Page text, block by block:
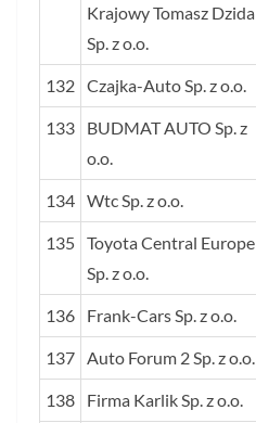
Krajowy Tomasz Dzida
Sp. z o.o.
132 Czajka-Auto Sp. z o.o.
133
BUDMAT AUTO Sp. z
o.o.
134 Wtc Sp. z o.o.
135 Toyota Central Europe
Sp. z o.o.
136 Frank-Cars Sp. z o.o.
137 Auto Forum 2 Sp. z o.o.
138 Firma Karlik Sp. z o.o.